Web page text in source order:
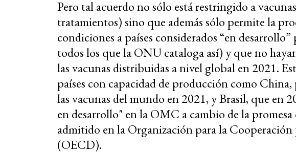
Pero tal acuerdo no sólo está restringido a
tratamientos) sino que además sólo permite la
condiciones a países considerados “en
todos los que la ONU cataloga así) y que no
las vacunas distribuidas a nivel global en 2021.
países con capacidad de producción como
las vacunas del mundo en 2021, y Brasil, que en
en desarrollo" en la OMC a cambio de la promesa
admitido en la Organización para la
(OECD).